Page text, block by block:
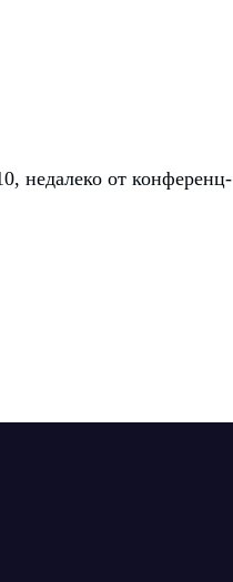
недалеко от конференц-